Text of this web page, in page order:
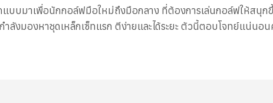
บบมาเพื่อนักกอล์ฟมือใหม่ถึงมือกลาง ที่ต้องการเล่นกอล์ฟให้สนุก
ลังมองหาชุดเหล็กเซ็ทแรก ตีง่ายและได้ระยะ ตัวนี้ตอบโจทย์แน่น